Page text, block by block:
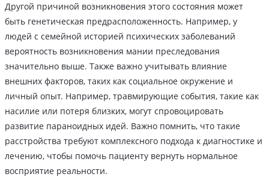
Другой причиной возникновения этого состояния может
быть генетическая предрасположенность. Например, у
людей с семейной историей психических заболеваний
вероятность возникновения мании преследования
значительно выше. Также важно учитывать влияние
внешних факторов, таких как социальное окружение и
личный опыт. Например, травмирующие события, такие как
насилие или потеря близких, могут спровоцировать
развитие параноидных идей. Важно помнить, что такие
расстройства требуют комплексного подхода к диагностике и
лечению, чтобы помочь пациенту вернуть нормальное
восприятие реальности.